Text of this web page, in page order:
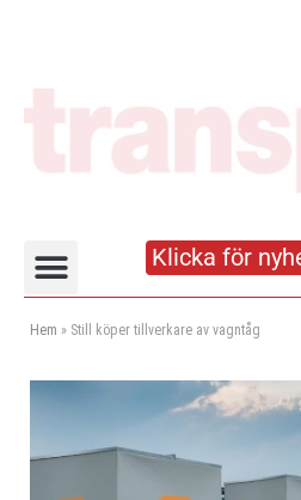
Klicka för
Hem » Still köper tillverkare av vagntåg